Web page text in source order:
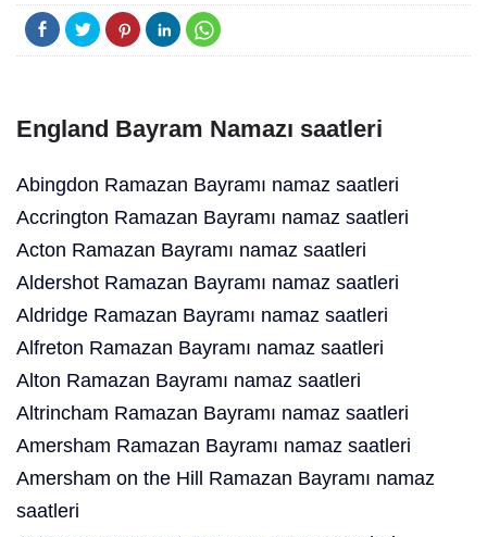
England Bayram Namazı saatleri
Abingdon Ramazan Bayramı namaz saatleri
Accrington Ramazan Bayramı namaz saatleri
Acton Ramazan Bayramı namaz saatleri
Aldershot Ramazan Bayramı namaz saatleri
Aldridge Ramazan Bayramı namaz saatleri
Alfreton Ramazan Bayramı namaz saatleri
Alton Ramazan Bayramı namaz saatleri
Altrincham Ramazan Bayramı namaz saatleri
Amersham Ramazan Bayramı namaz saatleri
Amersham on the Hill Ramazan Bayramı namaz
saatleri